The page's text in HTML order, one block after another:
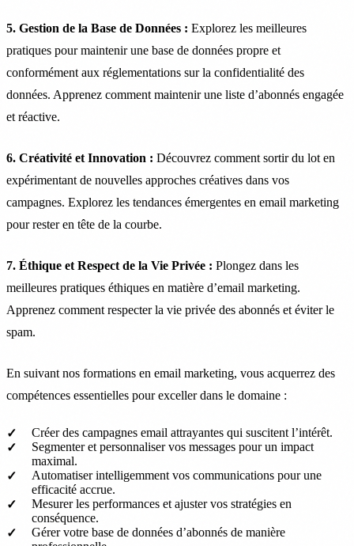
5. Gestion de la Base de Données : Explorez les meilleures
pratiques pour maintenir une base de données propre et
conformément aux réglementations sur la confidentialité des
données. Apprenez comment maintenir une liste d’abonnés engagée
et réactive.
6. Créativité et Innovation : Découvrez comment sortir du lot en
expérimentant de nouvelles approches créatives dans vos
campagnes. Explorez les tendances émergentes en email marketing
pour rester en tête de la courbe.
7. Éthique et Respect de la Vie Privée : Plongez dans les
meilleures pratiques éthiques en matière d’email marketing.
Apprenez comment respecter la vie privée des abonnés et éviter le
spam.
En suivant nos formations en email marketing, vous acquerrez des
compétences essentielles pour exceller dans le domaine :
Créer des campagnes email attrayantes qui suscitent l’intérêt.
Segmenter et personnaliser vos messages pour un impact
maximal.
Automatiser intelligemment vos communications pour une
efficacité accrue.
Mesurer les performances et ajuster vos stratégies en
conséquence.
Gérer votre base de données d’abonnés de manière